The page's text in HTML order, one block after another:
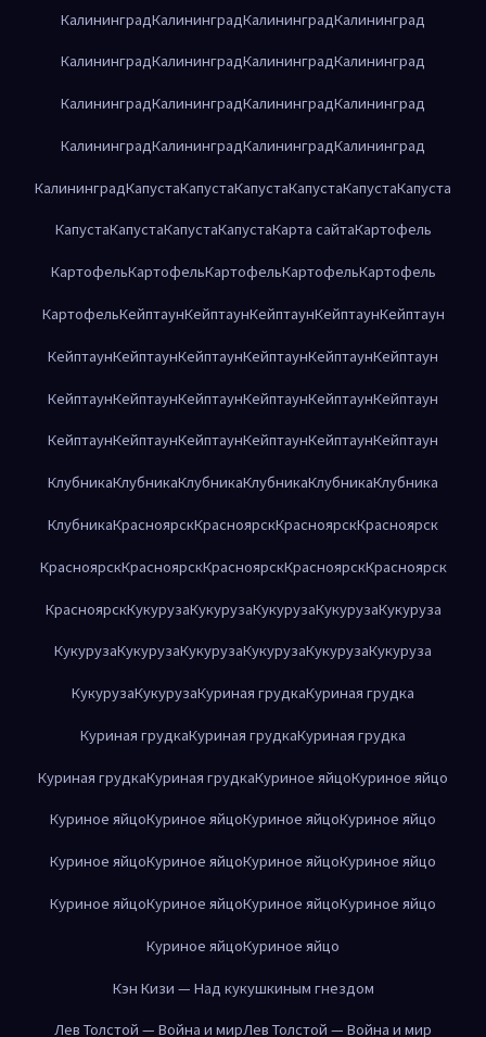
КалининградКалининградКалининградКалининград
КалининградКалининградКалининградКалининград
КалининградКалининградКалининградКалининград
КалининградКалининградКалининградКалининград
КалининградКапустаКапустаКапустаКапустаКапустаКапуста
КапустаКапустаКапустаКапустаКарта сайтаКартофель
КартофельКартофельКартофельКартофельКартофель
КартофельКейптаунКейптаунКейптаунКейптаунКейптаун
КейптаунКейптаунКейптаунКейптаунКейптаунКейптаун
КейптаунКейптаунКейптаунКейптаунКейптаунКейптаун
КейптаунКейптаунКейптаунКейптаунКейптаунКейптаун
КлубникаКлубникаКлубникаКлубникаКлубникаКлубника
КлубникаКрасноярскКрасноярскКрасноярскКрасноярск
КрасноярскКрасноярскКрасноярскКрасноярскКрасноярск
КрасноярскКукурузаКукурузаКукурузаКукурузаКукуруза
КукурузаКукурузаКукурузаКукурузаКукурузаКукуруза
КукурузаКукурузаКуриная грудкаКуриная грудка
Куриная грудкаКуриная грудкаКуриная грудка
Куриная грудкаКуриная грудкаКуриное яйцоКуриное яйцо
Куриное яйцоКуриное яйцоКуриное яйцоКуриное яйцо
Куриное яйцоКуриное яйцоКуриное яйцоКуриное яйцо
Куриное яйцоКуриное яйцоКуриное яйцоКуриное яйцо
Куриное яйцоКуриное яйцо
Кэн Кизи — Над кукушкиным гнездом
Лев Толстой — Война и мирЛев Толстой — Война и мир